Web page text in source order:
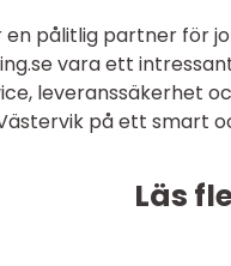
en pålitlig partner för
vara ett
leveranssäkerhet
på ett smart
Läs